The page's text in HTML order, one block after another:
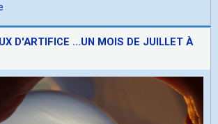
D'ARTIFICE ...UN MOIS DE JUILLET À